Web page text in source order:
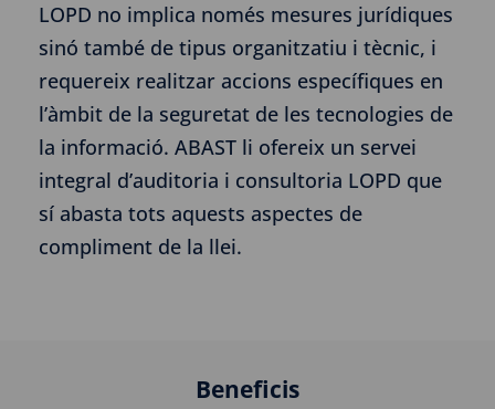
LOPD no implica només mesures jurídiques
sinó també de tipus organitzatiu i tècnic, i
requereix realitzar accions específiques en
l’àmbit de la seguretat de les tecnologies de
la informació. ABAST li ofereix un servei
integral d’auditoria i consultoria LOPD que
sí abasta tots aquests aspectes de
compliment de la llei.
Beneficis